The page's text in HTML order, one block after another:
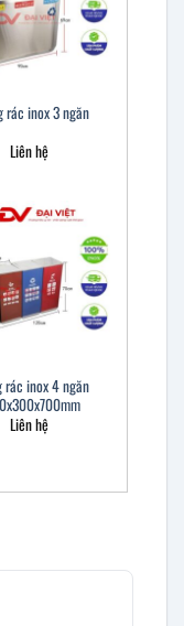
rác inox 3 ngăn
Liên hệ
rác inox 4 ngăn
Liên hệ